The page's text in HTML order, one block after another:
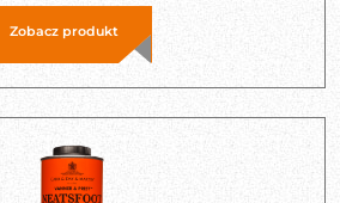
Zobacz produkt